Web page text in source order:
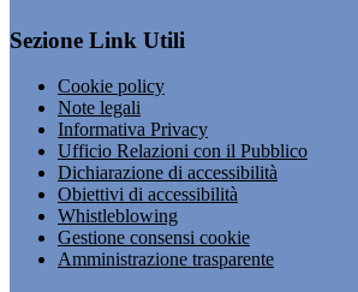
Sezione Link Utili
Cookie policy
Note legali
Informativa Privacy
Ufficio Relazioni con il Pubblico
Dichiarazione di accessibilità
Obiettivi di accessibilità
Whistleblowing
Gestione consensi cookie
Amministrazione trasparente